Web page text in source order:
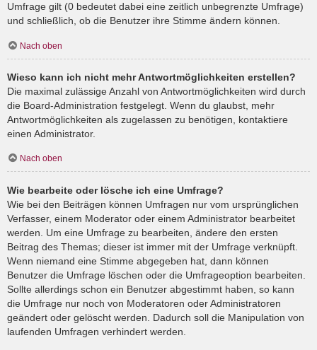
Umfrage gilt (0 bedeutet dabei eine zeitlich unbegrenzte Umfrage)
und schließlich, ob die Benutzer ihre Stimme ändern können.
Nach oben
Wieso kann ich nicht mehr Antwortmöglichkeiten erstellen?
Die maximal zulässige Anzahl von Antwortmöglichkeiten wird durch
die Board-Administration festgelegt. Wenn du glaubst, mehr
Antwortmöglichkeiten als zugelassen zu benötigen, kontaktiere
einen Administrator.
Nach oben
Wie bearbeite oder lösche ich eine Umfrage?
Wie bei den Beiträgen können Umfragen nur vom ursprünglichen
Verfasser, einem Moderator oder einem Administrator bearbeitet
werden. Um eine Umfrage zu bearbeiten, ändere den ersten
Beitrag des Themas; dieser ist immer mit der Umfrage verknüpft.
Wenn niemand eine Stimme abgegeben hat, dann können
Benutzer die Umfrage löschen oder die Umfrageoption bearbeiten.
Sollte allerdings schon ein Benutzer abgestimmt haben, so kann
die Umfrage nur noch von Moderatoren oder Administratoren
geändert oder gelöscht werden. Dadurch soll die Manipulation von
laufenden Umfragen verhindert werden.